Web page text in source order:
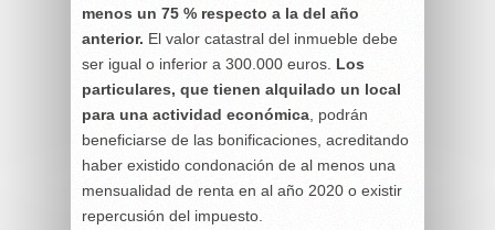
menos un 75 % respecto a la del año
anterior. El valor catastral del inmueble debe
ser igual o inferior a 300.000 euros. Los
particulares, que tienen alquilado un local
para una actividad económica , podrán
beneficiarse de las bonificaciones, acreditando
haber existido condonación de al menos una
mensualidad de renta en al año 2020 o existir
repercusión del impuesto.